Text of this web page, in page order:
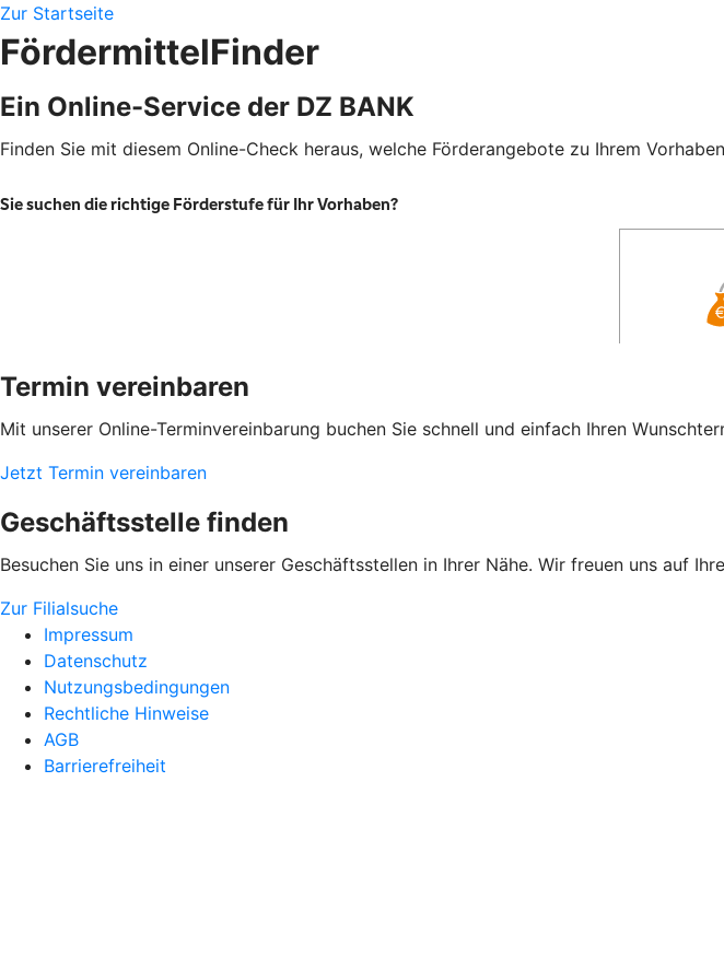
Zur Startseite
FördermittelFinder
Ein Online-Service der DZ BANK
Finden Sie mit diesem Online-Check heraus, welche Förderangebote zu Ihrem
Termin vereinbaren
Mit unserer Online-Terminvereinbarung buchen Sie schnell und einfach Ihren
Jetzt Termin vereinbaren
Geschäftsstelle finden
Besuchen Sie uns in einer unserer Geschäftsstellen in Ihrer Nähe. Wir freuen uns auf
Zur Filialsuche
Impressum
Datenschutz
Nutzungsbedingungen
Rechtliche Hinweise
AGB
Barrierefreiheit